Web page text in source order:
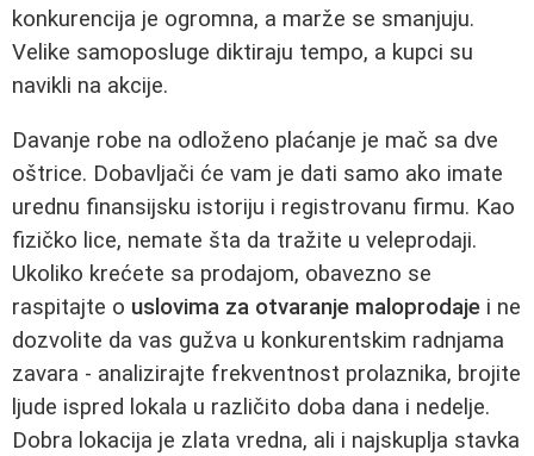
konkurencija je ogromna, a marže se smanjuju.
Velike samoposluge diktiraju tempo, a kupci su
navikli na akcije.
Davanje robe na odloženo plaćanje je mač sa dve
oštrice. Dobavljači će vam je dati samo ako imate
urednu finansijsku istoriju i registrovanu firmu. Kao
fizičko lice, nemate šta da tražite u veleprodaji.
Ukoliko krećete sa prodajom, obavezno se
raspitajte o uslovima za otvaranje maloprodaje i ne
dozvolite da vas gužva u konkurentskim radnjama
zavara - analizirajte frekventnost prolaznika, brojite
ljude ispred lokala u različito doba dana i nedelje.
Dobra lokacija je zlata vredna, ali i najskuplja stavka